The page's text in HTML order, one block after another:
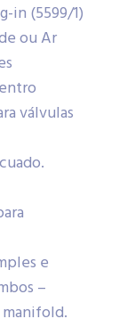
in (5599/1)
ou Ar
válvulas
e
–